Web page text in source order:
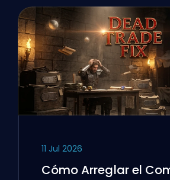
11 Jul 2026
Cómo Arreglar el